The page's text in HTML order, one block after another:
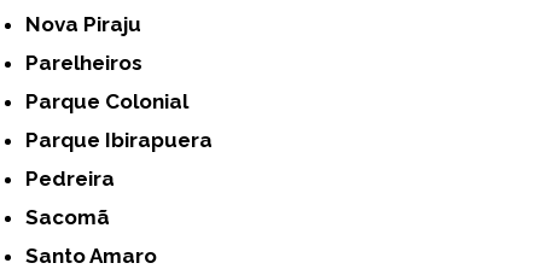
Nova Piraju
Parelheiros
Parque Colonial
Parque Ibirapuera
Pedreira
Sacomã
Santo Amaro